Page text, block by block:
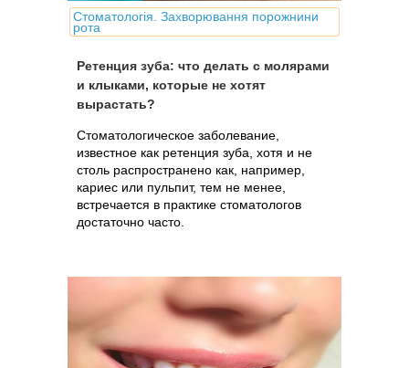
Стоматологія. Захворювання порожнини
рота
Ретенция зуба: что делать с молярами
и клыками, которые не хотят
вырастать?
Стоматологическое заболевание,
известное как ретенция зуба, хотя и не
столь распространено как, например,
кариес или пульпит, тем не менее,
встречается в практике стоматологов
достаточно часто.